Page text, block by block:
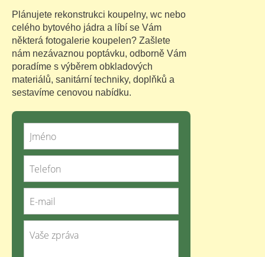
Plánujete rekonstrukci koupelny, wc nebo
celého bytového jádra a líbí se Vám
některá fotogalerie koupelen? Zašlete
nám nezávaznou poptávku, odborně Vám
poradíme s výběrem obkladových
materiálů, sanitární techniky, doplňků a
sestavíme cenovou nabídku.